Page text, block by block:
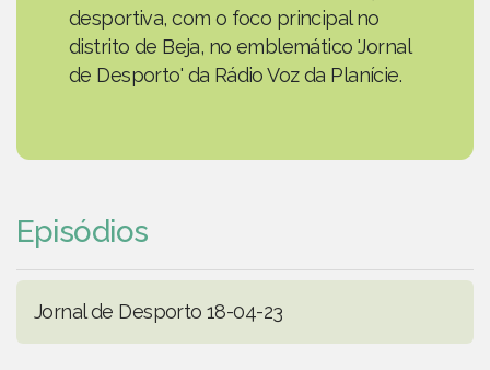
desportiva, com o foco principal no
distrito de Beja, no emblemático 'Jornal
de Desporto' da Rádio Voz da Planície.
Episódios
Jornal de Desporto 18-04-23